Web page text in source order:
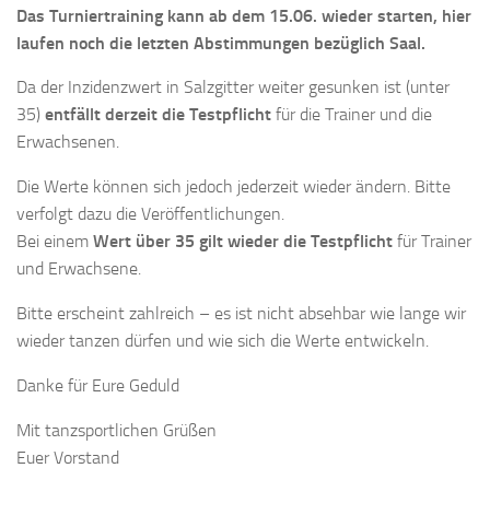
Das Turniertraining kann ab dem 15.06. wieder starten, hier
laufen noch die letzten Abstimmungen bezüglich Saal.
Da der Inzidenzwert in Salzgitter weiter gesunken ist (unter
35) entfällt derzeit die Testpflicht für die Trainer und die
Erwachsenen.
Die Werte können sich jedoch jederzeit wieder ändern. Bitte
verfolgt dazu die Veröffentlichungen.
Bei einem Wert über 35 gilt wieder die Testpflicht für Trainer
und Erwachsene.
Bitte erscheint zahlreich – es ist nicht absehbar wie lange wir
wieder tanzen dürfen und wie sich die Werte entwickeln.
Danke für Eure Geduld
Mit tanzsportlichen Grüßen
Euer Vorstand